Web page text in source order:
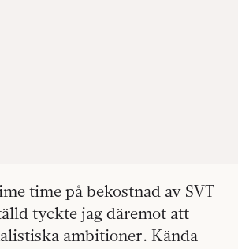
time på bekostnad av SVT
tyckte jag däremot att
ambitioner. Kända